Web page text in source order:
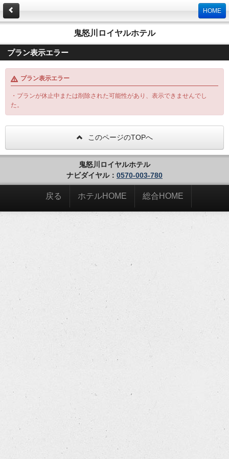
HOME
鬼怒川ロイヤルホテル
プラン表示エラー
プラン表示エラー
・プランが休止中または削除された可能性があり、表示できませんでし
た。
このページのTOPへ
鬼怒川ロイヤルホテル
ナビダイヤル： 0570-003-780
戻る ホテルHOME 総合HOME